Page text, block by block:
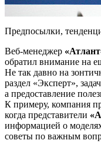
Предпосылки,
Веб-менеджер
обратил внимание на
Не так давно на
раздел «Эксперт»,
а предоставление
К примеру, компания
когда представители
информацией о
советы по важным